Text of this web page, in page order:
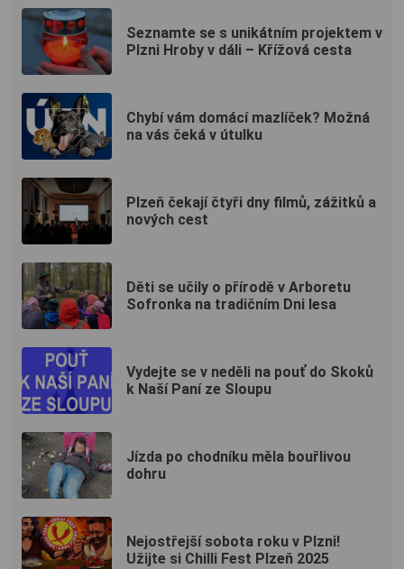
Seznamte se s unikátním projektem v
Plzni Hroby v dáli – Křížová cesta
Chybí vám domácí mazlíček? Možná
na vás čeká v útulku
Plzeň čekají čtyři dny filmů, zážitků a
nových cest
Děti se učily o přírodě v Arboretu
Sofronka na tradičním Dni lesa
Vydejte se v neděli na pouť do Skoků
k Naší Paní ze Sloupu
Jízda po chodníku měla bouřlivou
dohru
Nejostřejší sobota roku v Plzni!
Užijte si Chilli Fest Plzeň 2025